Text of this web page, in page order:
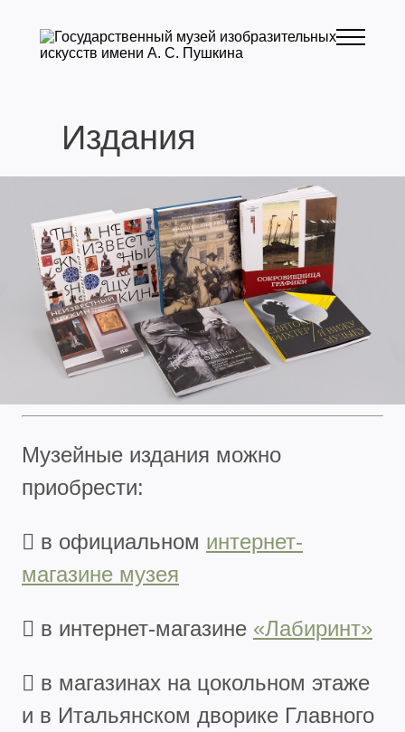
Издания
Музейные издания можно
приобрести:
 в официальном интернет-
магазине музея
 в интернет-магазине «Лабиринт»
 в магазинах на цокольном этаже
и в Итальянском дворике Главного